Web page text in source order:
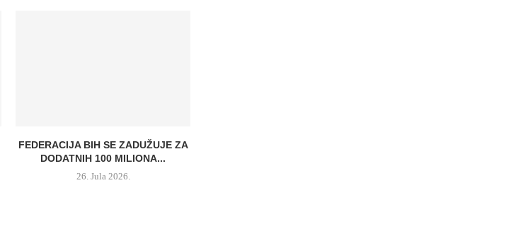
FEDERACIJA BIH SE ZADUŽUJE ZA
DODATNIH 100 MILIONA...
26. Jula 2026.